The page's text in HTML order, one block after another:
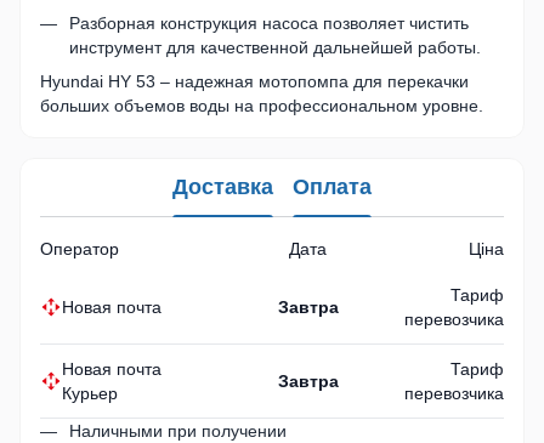
Разборная конструкция насоса позволяет чистить
инструмент для качественной дальнейшей работы.
Hyundai HY 53 – надежная мотопомпа для перекачки
больших объемов воды на профессиональном уровне.
Доставка Оплата
Оператор Дата Ціна
Новая почта Завтра
Тариф
перевозчика
Новая почта
Курьер
Завтра
Тариф
перевозчика
Наличными при получении